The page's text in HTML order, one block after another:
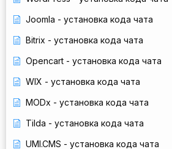
Joomla - установка кода чата
Bitrix - установка кода чата
Opencart - установка кода чата
WIX - установка кода чата
MODx - установка кода чата
Tilda - установка кода чата
UMI.CMS - установка кода чата